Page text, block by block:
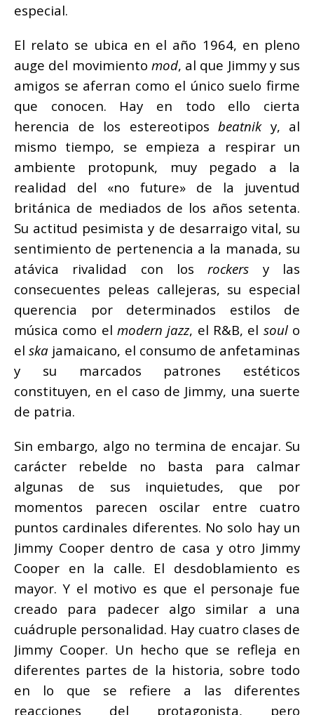
especial.
El relato se ubica en el año 1964, en pleno
auge del movimiento mod, al que Jimmy y sus
amigos se aferran como el único suelo firme
que conocen. Hay en todo ello cierta
herencia de los estereotipos beatnik y, al
mismo tiempo, se empieza a respirar un
ambiente protopunk, muy pegado a la
realidad del «no future» de la juventud
británica de mediados de los años setenta.
Su actitud pesimista y de desarraigo vital, su
sentimiento de pertenencia a la manada, su
atávica rivalidad con losrockers y las
consecuentes peleas callejeras, su especial
querencia por determinados estilos de
música como el modern jazz, el R&B, el soul o
elska jamaicano, el consumo de anfetaminas
y su marcados patrones estéticos
constituyen, en el caso de Jimmy, una suerte
de patria.
Sin embargo, algo no termina de encajar. Su
carácter rebelde no basta para calmar
algunas de sus inquietudes, que por
momentos parecen oscilar entre cuatro
puntos cardinales diferentes. No solo hay un
Jimmy Cooper dentro de casa y otro Jimmy
Cooper en la calle. El desdoblamiento es
mayor. Y el motivo es que el personaje fue
creado para padecer algo similar a una
cuádruple personalidad. Hay cuatro clases de
Jimmy Cooper. Un hecho que se refleja en
diferentes partes de la historia, sobre todo
en lo que se refiere a las diferentes
reacciones del protagonista, pero